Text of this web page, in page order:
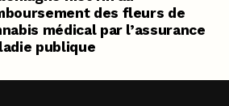
des fleurs de
médical par l’assurance
publique